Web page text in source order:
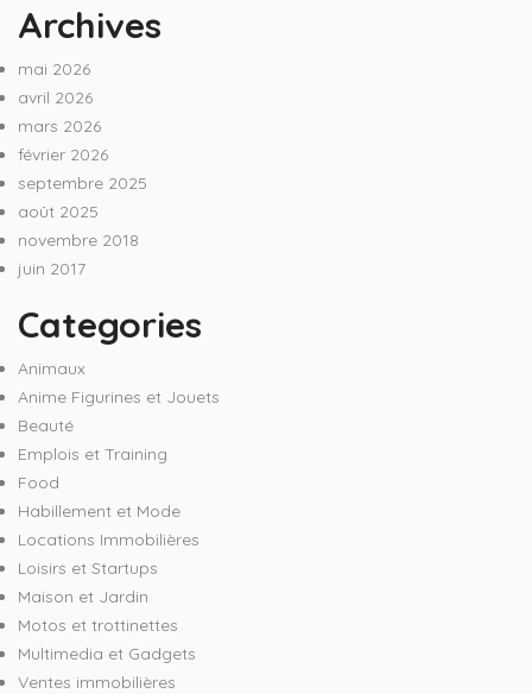
Archives
mai 2026
avril 2026
mars 2026
février 2026
septembre 2025
août 2025
novembre 2018
juin 2017
Categories
Animaux
Anime Figurines et Jouets
Beauté
Emplois et Training
Food
Habillement et Mode
Locations Immobilières
Loisirs et Startups
Maison et Jardin
Motos et trottinettes
Multimedia et Gadgets
Ventes immobilières